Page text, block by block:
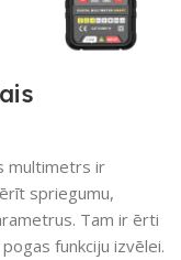
multimetrs ir
spriegumu,
Tam ir ērti
funkciju izvēlei.